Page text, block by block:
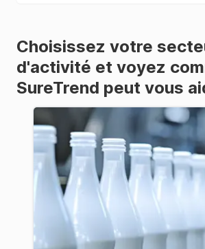
Choisissez votre
d'activité et voyez
SureTrend peut vous